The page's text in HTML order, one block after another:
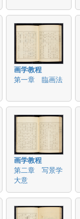
画学教程
第一章 臨画法
画学教程
第二章 写景学
大意